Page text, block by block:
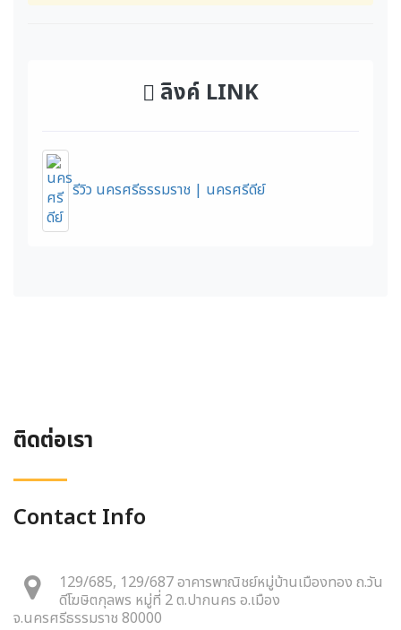
ลิงค์ LINK
รีวิว นครศรีธรรมราช | นครศรีดีย์
ติดต่อเรา
Contact Info
129/685, 129/687 อาคารพาณิชย์หมู่บ้านเมืองทอง ถ.วัน
ดีโฆษิตกุลพร หมู่ที่ 2 ต.ปากนคร อ.เมือง
จ.นครศรีธรรมราช 80000